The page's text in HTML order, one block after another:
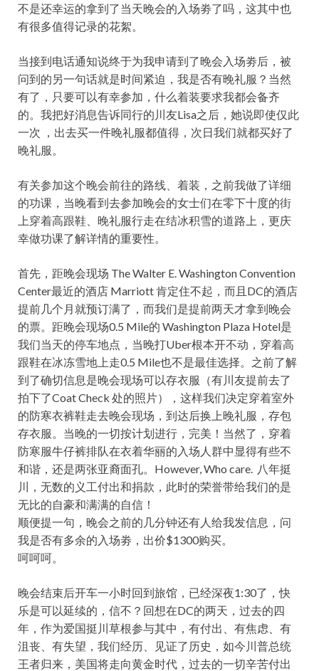
不是还幸运的拿到了当天晚会的入场劵了吗，这其中也
有很多值得记录的花絮。
当接到电话通知说终于为我申请到了晚会入场劵后，被
问到的另一句话就是时间紧迫，我是否有晚礼服？当然
有了，只要可以有幸参加，什么着装要求我都会备齐
的。我把好消息告诉同行的川友Lisa之后，她说即使仅此
一次 ，出去买一件晚礼服都值得，次日我们就都买好了
晚礼服。
有关参加这个晚会前往的路线、着装，之前我做了详细
的功课，当晚看到去参加晚会的女士们在零下十度的街
上穿着高跟鞋、晚礼服行走在结冰积雪的道路上，更庆
幸做功课了解详情的重要性。
首先，距晚会现场 The Walter E. Washington Convention
Center最近的酒店 Marriott 肯定住不起，而且DC的酒店
提前几个月就预订满了，而我们是提前两天才拿到晚会
的票。距晚会现场0.5 Mile的 Washington Plaza Hotel是
我们当天的停车地点，当晚打Uber根本开不动，穿着高
跟鞋在冰冻雪地上走0.5 Mile也不是最佳选择。之前了解
到了确切信息是晚会现场可以存衣服（有川友提前去了
拍下了Coat Check 处的照片），这样我们决定穿着室外
的防寒衣裤鞋走去晚会现场，到达后换上晚礼服，存包
存衣服。当晚的一切按计划进行，完美！当然了，穿着
防寒服牛仔裤排队在衣着华丽的入场人群中显得有些不
和谐，还是两张亚裔面孔。However, Who care. 八年挺
川，无数的义工付出和捐款，此时的荣誉带给我们的是
无比的自豪和满满的自信！
顺便提一句，晚会之前的几分钟还有人给我发信息，问
我是否有多余的入场劵，出价$1300购买。
呵呵呵。
晚会结束后开车一小时回到旅馆，已经深夜1:30了，快
乐是可以延续的，信不？回想在DC的两天，过去的四
年，作为爱国挺川草根参与其中，有付出、有焦虑、有
沮丧、有失望，我们经历、见证了历史，如今川普总统
王者归来，美国将走向黄金时代，过去的一切辛苦付出